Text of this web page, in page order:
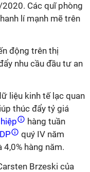
Các quĩ phòng
lí mạnh mẽ trên
động trên thị
nhu cầu đầu tư an
liệu kinh tế lạc quan
thúc đẩy tỷ giá
hàng tuần
quý IV năm
hàng năm.
Brzeski của